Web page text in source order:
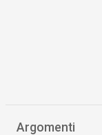
Argomenti